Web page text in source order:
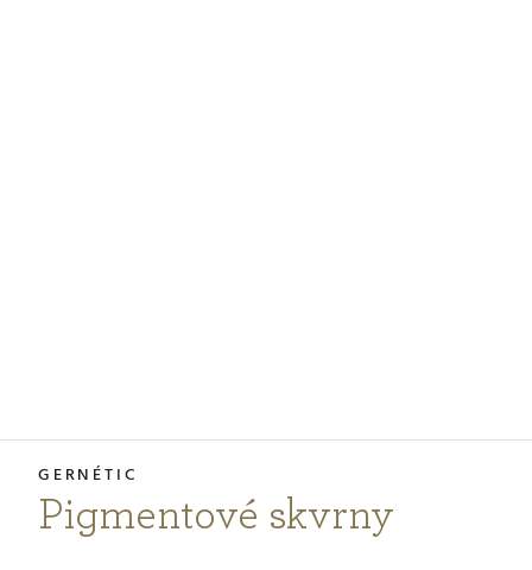
Pigmentové skvrny